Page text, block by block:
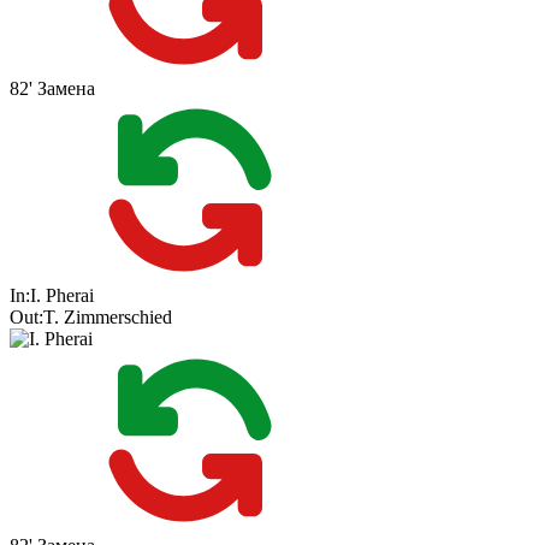
82' Замена
In:I. Pherai
Out:T. Zimmerschied